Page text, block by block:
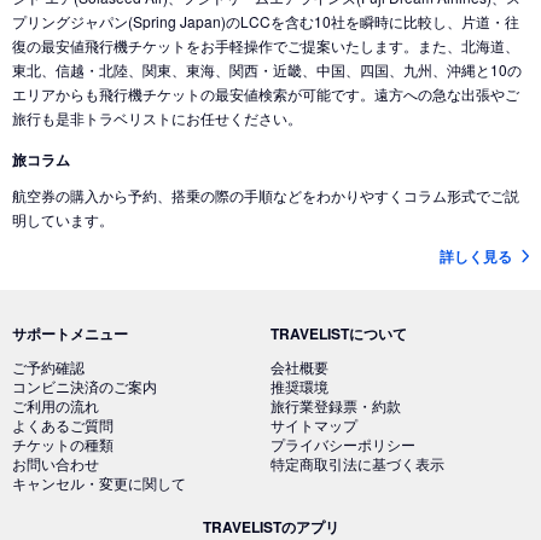
プリングジャパン(Spring Japan)のLCCを含む10社を瞬時に比較し、片道・往
復の最安値飛行機チケットをお手軽操作でご提案いたします。また、北海道、
東北、信越・北陸、関東、東海、関西・近畿、中国、四国、九州、沖縄と10の
エリアからも飛行機チケットの最安値検索が可能です。遠方への急な出張やご
旅行も是非トラベリストにお任せください。
旅コラム
航空券の購入から予約、搭乗の際の手順などをわかりやすくコラム形式でご説
明しています。
詳しく見る
サポートメニュー
ご予約確認
コンビニ決済のご案内
ご利用の流れ
よくあるご質問
チケットの種類
お問い合わせ
キャンセル・変更に関して
TRAVELISTについて
会社概要
推奨環境
旅行業登録票・約款
サイトマップ
プライバシーポリシー
特定商取引法に基づく表示
TRAVELISTのアプリ